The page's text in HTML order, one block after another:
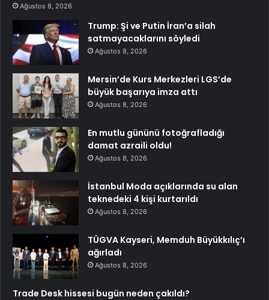
Ağustos 8, 2026
Trump: Şi ve Putin İran’a silah
satmayacaklarını söyledi
Ağustos 8, 2026
Mersin’de Kurs Merkezleri LGS’de
büyük başarıya imza attı
Ağustos 8, 2026
En mutlu gününü fotoğrafladığı
damat azraili oldu!
Ağustos 8, 2026
İstanbul Moda açıklarında su alan
teknedeki 4 kişi kurtarıldı
Ağustos 8, 2026
TÜGVA Kayseri, Memduh Büyükkılıç’ı
ağırladı
Ağustos 8, 2026
Trade Desk hissesi bugün neden çakıldı?